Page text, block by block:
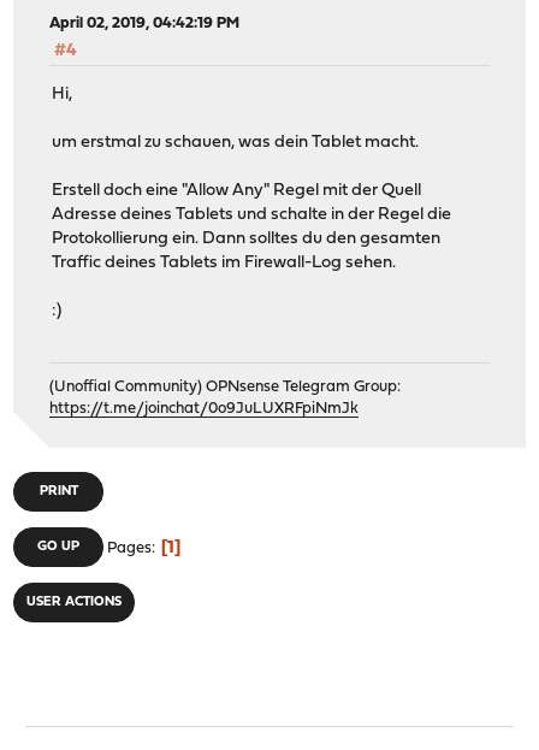
April 02, 2019, 04:42:19 PM
#4
Hi,
um erstmal zu schauen, was dein Tablet macht.
Erstell doch eine "Allow Any" Regel mit der Quell
Adresse deines Tablets und schalte in der Regel die
Protokollierung ein. Dann solltes du den gesamten
Traffic deines Tablets im Firewall-Log sehen.
:)
(Unoffial Community) OPNsense Telegram Group:
https://t.me/joinchat/0o9JuLUXRFpiNmJk
PRINT
GO UP Pages 1
USER ACTIONS